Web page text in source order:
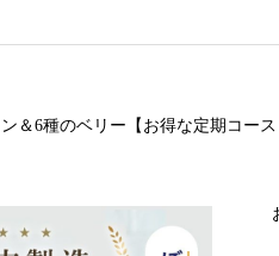
＆6種のベリー【お得な定期コース